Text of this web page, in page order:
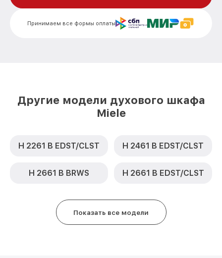
от 500₽
Принимаем все формы оплаты
Другие модели духового шкафа
Miele
H 2261 B EDST/CLST H 2461 B EDST/CLST
H 2661 B BRWS H 2661 B EDST/CLST
Показать все модели